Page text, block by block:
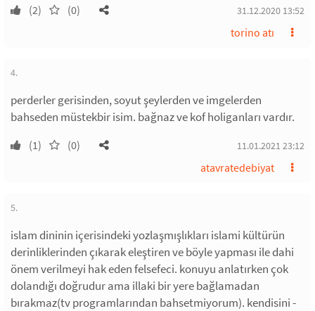
(2) (0) 31.12.2020 13:52
torino atı
4.
perderler gerisinden, soyut şeylerden ve imgelerden
bahseden müstekbir isim. bağnaz ve kof holiganları vardır.
(1) (0) 11.01.2021 23:12
atavratedebiyat
5.
islam dininin içerisindeki yozlaşmışlıkları islami kültürün
derinliklerinden çıkarak eleştiren ve böyle yapması ile dahi
önem verilmeyi hak eden felsefeci. konuyu anlatırken çok
dolandığı doğrudur ama illaki bir yere bağlamadan
bırakmaz(tv programlarından bahsetmiyorum). kendisini -